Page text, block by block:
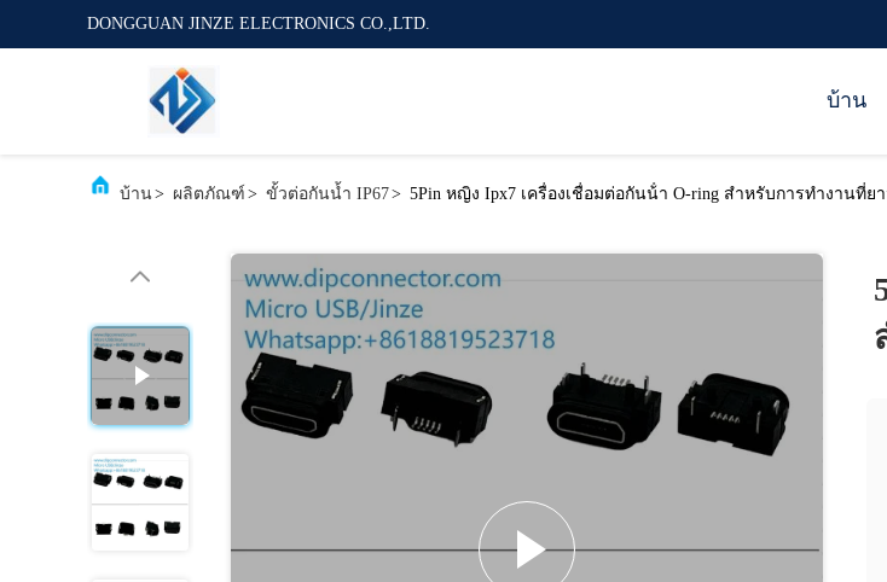
DONGGUAN JINZE ELECTRONICS CO.,LTD.
บ้าน
บ้าน> ผลิตภัณฑ์ > ขั้วต่อกันน้ำ IP67> 5Pin หญิง Ipx7 เครื่องเชื่อมต่อกันน้ํา O-ring สําหรับการทํางานที่ย